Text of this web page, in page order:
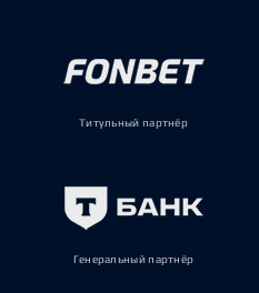
Титульный партнёр
Генеральный партнёр